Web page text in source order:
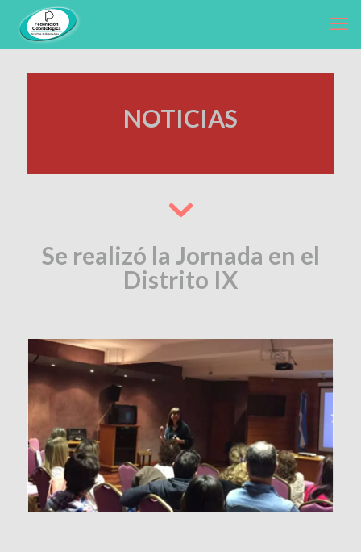
NOTICIAS
Se realizó la Jornada en el
Distrito IX